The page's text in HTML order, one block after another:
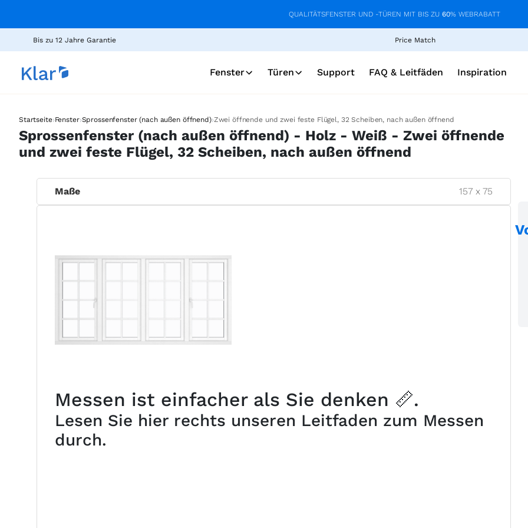
QUALITÄTSFENSTER UND -TÜREN MIT BIS ZU 60% WEBRABATT
Bis zu 12 Jahre Garantie Price Match
Fenster Türen Support FAQ & Leitfäden Inspiration
Startseite›Fenster›Sprossenfenster (nach außen öffnend)›Zwei öffnende und zwei feste Flügel, 32 Scheiben, nach außen öffnend
Sprossenfenster (nach außen öffnend) - Holz - Weiß - Zwei öffnende
und zwei feste Flügel, 32 Scheiben, nach außen öffnend
Maße 157 x75
Messen ist einfacher als Sie denken 📏.
Lesen Sie hier rechts unseren Leitfaden zum Messen
durch.